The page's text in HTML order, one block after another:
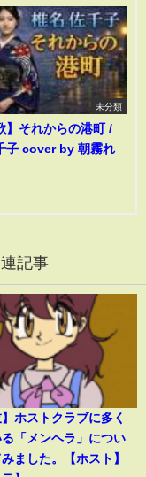
未分類
】それからの港町 /
子 cover by 朝霧れ
記事
】ホストクラブに多く
「メンヘラ」につい
ました。【ホスト】